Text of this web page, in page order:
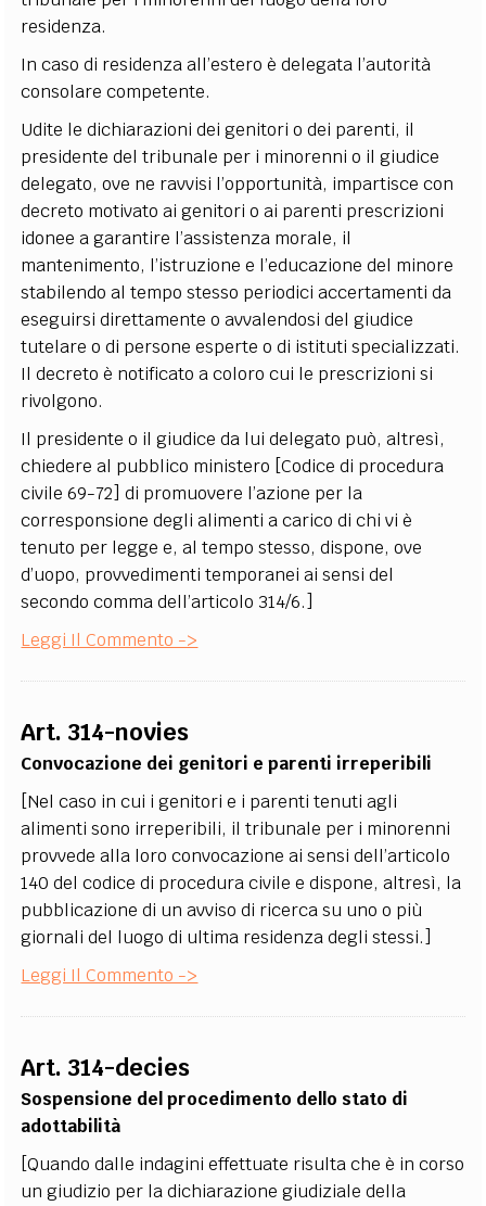
residenza.
In caso di residenza all’estero è delegata l’autorità
consolare competente.
Udite le dichiarazioni dei genitori o dei parenti, il
presidente del tribunale per i minorenni o il giudice
delegato, ove ne ravvisi l’opportunità, impartisce con
decreto motivato ai genitori o ai parenti prescrizioni
idonee a garantire l’assistenza morale, il
mantenimento, l’istruzione e l’educazione del minore
stabilendo al tempo stesso periodici accertamenti da
eseguirsi direttamente o avvalendosi del giudice
tutelare o di persone esperte o di istituti specializzati.
Il decreto è notificato a coloro cui le prescrizioni si
rivolgono.
Il presidente o il giudice da lui delegato può, altresì,
chiedere al pubblico ministero [Codice di procedura
civile 69-72] di promuovere l’azione per la
corresponsione degli alimenti a carico di chi vi è
tenuto per legge e, al tempo stesso, dispone, ove
d’uopo, provvedimenti temporanei ai sensi del
secondo comma dell’articolo 314/6.]
Leggi Il Commento ->
Art. 314-novies
Convocazione dei genitori e parenti irreperibili
[Nel caso in cui i genitori e i parenti tenuti agli
alimenti sono irreperibili, il tribunale per i minorenni
provvede alla loro convocazione ai sensi dell’articolo
140 del codice di procedura civile e dispone, altresì, la
pubblicazione di un avviso di ricerca su uno o più
giornali del luogo di ultima residenza degli stessi.]
Leggi Il Commento ->
Art. 314-decies
Sospensione del procedimento dello stato di
adottabilità
[Quando dalle indagini effettuate risulta che è in corso
un giudizio per la dichiarazione giudiziale della